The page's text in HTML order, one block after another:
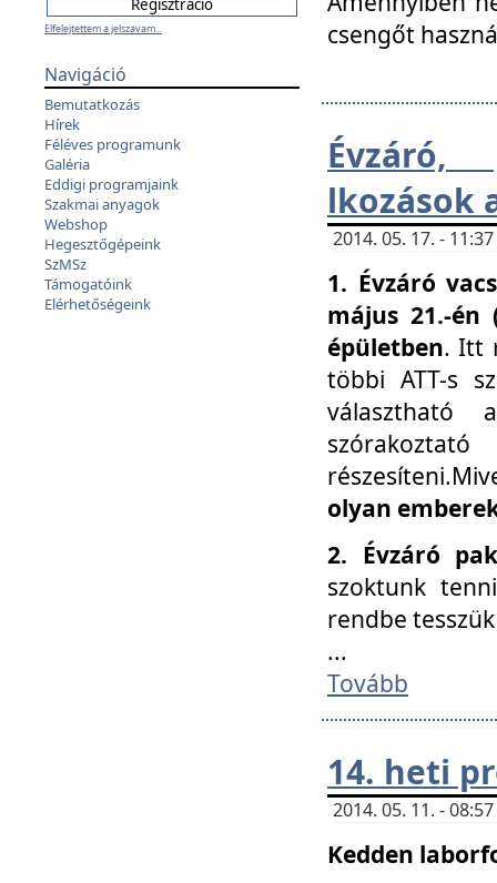
Elfelejtettem a jelszavam...
Navigáció
Bemutatkozás
Hírek
Féléves programunk
Galéria
Eddigi programjaink
Szakmai anyagok
Webshop
Hegesztőgépeink
SzMSz
Támogatóink
Elérhetőségeink
csengőt
Évzáró,
lkozások
2014. 05. 17. -
1. Évzáró
május 21.-én
épületben. Itt
többi ATT-s
választható
olyan
2. Évzáró
szoktunk
rendbe
...
Tovább
14. heti
2014. 05. 11. -
Kedden